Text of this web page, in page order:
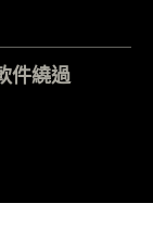
件繞過